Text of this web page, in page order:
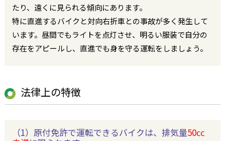
たり、遠くに見られる傾向にあります。
特に直進するバイクと対向右折車との事故が多く発生して
います。昼間でもライトを点灯させ、明るい服装で自分の
存在をアピールし、直進でも身を守る運転をしましょう。
法律上の特徴
（1）原付免許で運転できるバイクは、排気量50㏄